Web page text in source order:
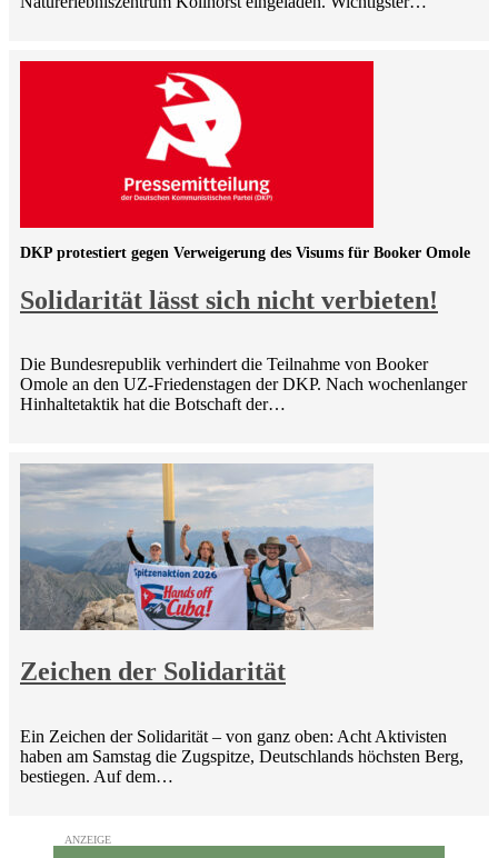
Solidarität lässt sich nicht verbieten!
DKP protestiert gegen Verweigerung des Visums für Booker Omole
Die Bundesrepublik verhindert die Teilnahme von Booker
Omole an den UZ-Friedenstagen der DKP. Nach wochenlanger
Hinhaltetaktik hat die Botschaft der…
Zeichen der Solidarität
Ein Zeichen der Solidarität – von ganz oben: Acht Aktivisten
haben am Samstag die Zugspitze, Deutschlands höchsten Berg,
bestiegen. Auf dem…